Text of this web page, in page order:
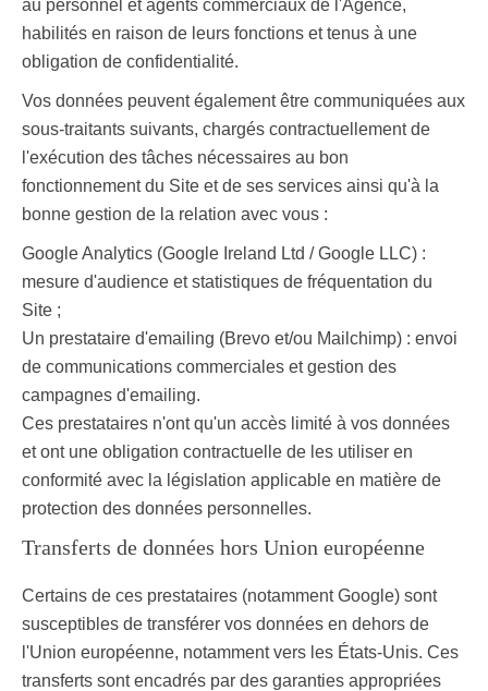
au personnel et agents commerciaux de l'Agence,
habilités en raison de leurs fonctions et tenus à une
obligation de confidentialité.
Vos données peuvent également être communiquées aux
sous-traitants suivants, chargés contractuellement de
l'exécution des tâches nécessaires au bon
fonctionnement du Site et de ses services ainsi qu'à la
bonne gestion de la relation avec vous :
Google Analytics (Google Ireland Ltd / Google LLC) :
mesure d'audience et statistiques de fréquentation du
Site ;
Un prestataire d'emailing (Brevo et/ou Mailchimp) : envoi
de communications commerciales et gestion des
campagnes d'emailing.
Ces prestataires n'ont qu'un accès limité à vos données
et ont une obligation contractuelle de les utiliser en
conformité avec la législation applicable en matière de
protection des données personnelles.
Transferts de données hors Union européenne
Certains de ces prestataires (notamment Google) sont
susceptibles de transférer vos données en dehors de
l'Union européenne, notamment vers les États-Unis. Ces
transferts sont encadrés par des garanties appropriées